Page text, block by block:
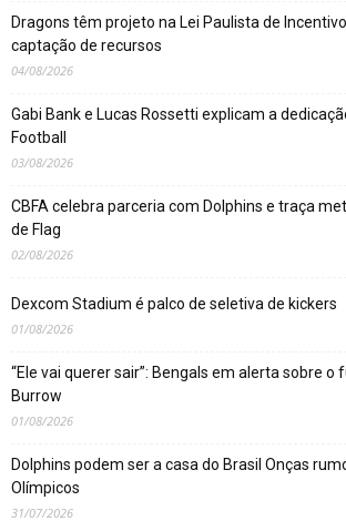
Dragons têm projeto na Lei Paulista de
captação de recursos
04/08/2026
Gabi Bank e Lucas Rossetti explicam a
Football
03/08/2026
CBFA celebra parceria com Dolphins e traça
de Flag
02/08/2026
Dexcom Stadium é palco de seletiva de kickers
01/08/2026
“Ele vai querer sair”: Bengals em alerta sobre o
Burrow
01/08/2026
Dolphins podem ser a casa do Brasil Onças
Olímpicos
31/07/2026